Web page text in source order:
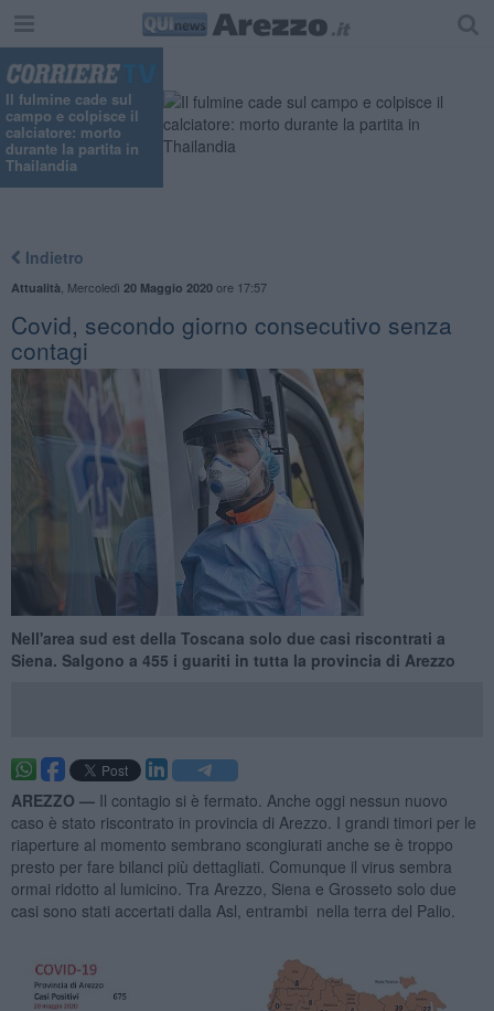
Il fulmine cade sul
campo e colpisce il
calciatore: morto
durante la partita in
Thailandia
Indietro
Attualità Mercoledì 20 Maggio 2020ore 17:57
Covid, secondo giorno consecutivo senza
contagi
Nell'area sud est della Toscana solo due casi riscontrati a
Siena. Salgono a 455 i guariti in tutta la provincia di Arezzo
AREZZO — Il contagio si è fermato. Anche oggi nessun nuovo
caso è stato riscontrato in provincia di Arezzo. I grandi timori per le
riaperture al momento sembrano scongiurati anche se è troppo
presto per fare bilanci più dettagliati. Comunque il virus sembra
ormai ridotto al lumicino. Tra Arezzo, Siena e Grosseto solo due
casi sono stati accertati dalla Asl, entrambi nella terra del Palio.